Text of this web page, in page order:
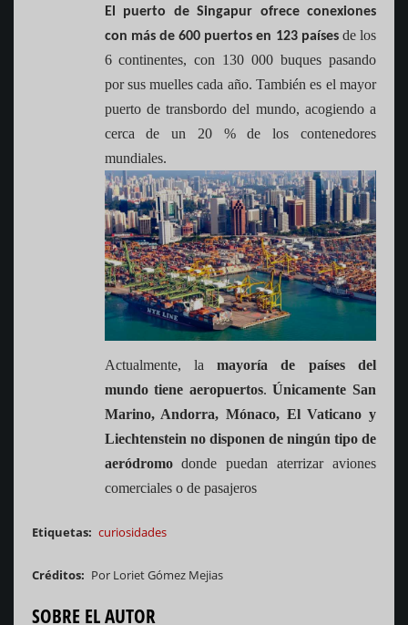
El puerto de Singapur ofrece conexiones
con más de 600 puertos en 123 paísesde los
6 continentes, con 130 000 buques pasando
por sus muelles cada año. También es el mayor
puerto de transbordo del mundo, acogiendo a
cerca de un 20 % de los contenedores
mundiales.
Actualmente, lamayoría de países del
mundo tiene aeropuertos.Únicamente San
Marino, Andorra, Mónaco, El Vaticano y
Liechtenstein no disponen de ningún tipo de
aeródromodonde puedan aterrizar aviones
comerciales o de pasajeros
Etiquetas curiosidades
Créditos Por Loriet Gómez Mejias
SOBRE EL AUTOR